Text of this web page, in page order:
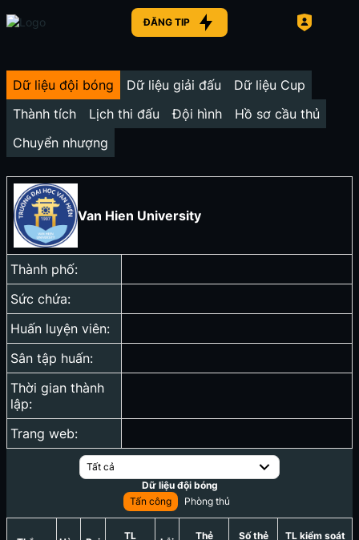
ĐĂNG TIP
Dữ liệu đội bóng Dữ liệu giải đấu
Dữ liệu Cup
Thành tích
Lịch thi đấu Đội hình
Hồ sơ cầu thủ
Chuyển nhượng
Van Hien University
Thành phố:
Sức chứa:
Huấn luyện viên:
Sân tập huấn:
Thời gian thành
lập:
Trang web:
Tất cả
Dữ liệu đội bóng
Tấn công
Phòng thủ
TL
Thẻ
Số thẻ
TL kiểm soát